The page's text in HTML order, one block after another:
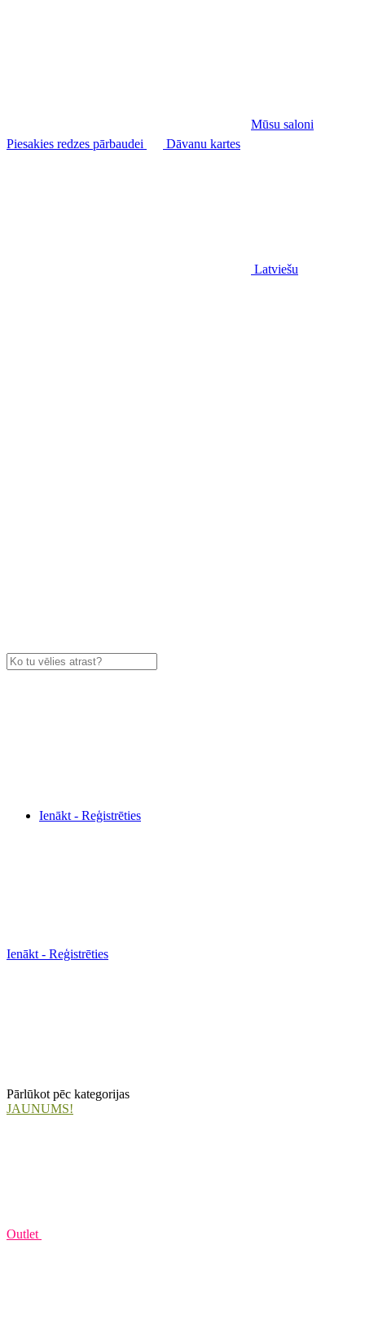
Mūsu saloni
Piesakies redzes pārbaudei
Dāvanu kartes
Latviešu
Ienākt - Reģistrēties
Ienākt - Reģistrēties
Pārlūkot pēc kategorijas
JAUNUMS!
Outlet